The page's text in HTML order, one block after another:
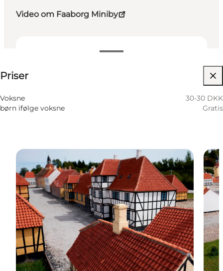
Video om Faaborg Miniby
Priser
Voksne
30-30 DKK
børn ifølge voksne
Gratis